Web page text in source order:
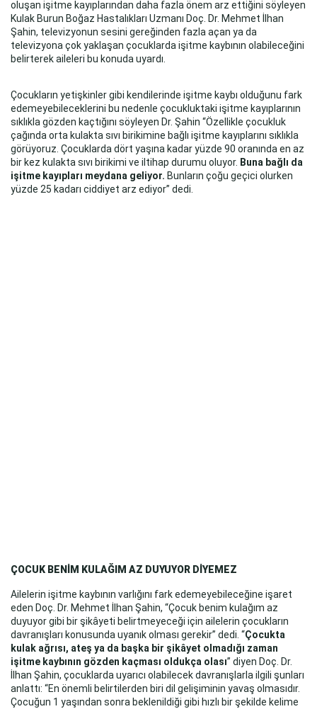
oluşan işitme kayıplarından daha fazla önem arz ettiğini söyleyen
Kulak Burun Boğaz Hastalıkları Uzmanı Doç. Dr. Mehmet İlhan
Şahin, televizyonun sesini gereğinden fazla açan ya da
televizyona çok yaklaşan çocuklarda işitme kaybının olabileceğini
belirterek aileleri bu konuda uyardı.
Çocukların yetişkinler gibi kendilerinde işitme kaybı olduğunu fark
edemeyebileceklerini bu nedenle çocukluktaki işitme kayıplarının
sıklıkla gözden kaçtığını söyleyen Dr. Şahin “Özellikle çocukluk
çağında orta kulakta sıvı birikimine bağlı işitme kayıplarını sıklıkla
görüyoruz. Çocuklarda dört yaşına kadar yüzde 90 oranında en az
bir kez kulakta sıvı birikimi ve iltihap durumu oluyor. Buna bağlı da
işitme kayıpları meydana geliyor. Bunların çoğu geçici olurken
yüzde 25 kadarı ciddiyet arz ediyor” dedi.
ÇOCUK BENİM KULAĞIM AZ DUYUYOR DİYEMEZ
Ailelerin işitme kaybının varlığını fark edemeyebileceğine işaret
eden Doç. Dr. Mehmet İlhan Şahin, “Çocuk benim kulağım az
duyuyor gibi bir şikâyeti belirtmeyeceği için ailelerin çocukların
davranışları konusunda uyanık olması gerekir” dedi. “Çocukta
kulak ağrısı, ateş ya da başka bir şikâyet olmadığı zaman
işitme kaybının gözden kaçması oldukça olası” diyen Doç. Dr.
İlhan Şahin, çocuklarda uyarıcı olabilecek davranışlarla ilgili şunları
anlattı: “En önemli belirtilerden biri dil gelişiminin yavaş olmasıdır.
Çocuğun 1 yaşından sonra beklenildiği gibi hızlı bir şekilde kelime